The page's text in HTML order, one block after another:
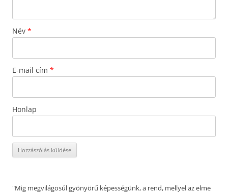
Név *
E-mail cím *
Honlap
"Mig megvilágosúl gyönyörű képességünk, a rend, mellyel az elme